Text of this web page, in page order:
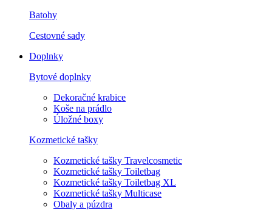
Batohy
Cestovné sady
Doplnky
Bytové doplnky
Dekoračné krabice
Koše na prádlo
Úložné boxy
Kozmetické tašky
Kozmetické tašky Travelcosmetic
Kozmetické tašky Toiletbag
Kozmetické tašky Toiletbag XL
Kozmetické tašky Multicase
Obaly a púzdra